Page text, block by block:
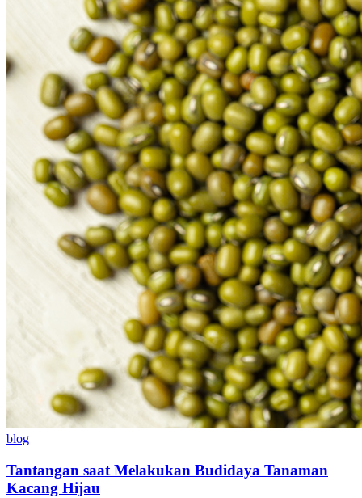
blog
Tantangan saat Melakukan Budidaya Tanaman
Kacang Hijau